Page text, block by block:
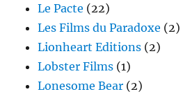
Le Pacte (22)
Les Films du Paradoxe (2)
Lionheart Editions (2)
Lobster Films (1)
Lonesome Bear (2)